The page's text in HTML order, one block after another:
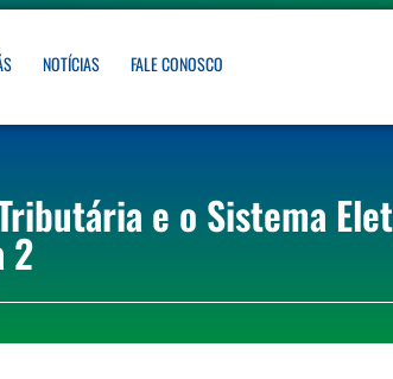
NOTÍCIAS FALE CONOSCO
e o Sistema
2